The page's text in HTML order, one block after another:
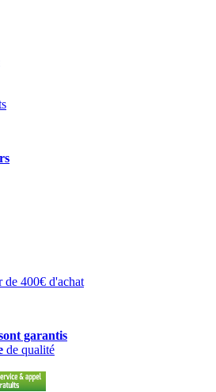
de 400€ d'achat
garantis
de qualité